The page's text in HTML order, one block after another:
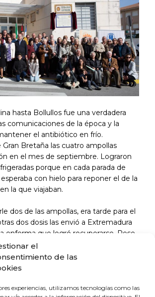
el
de las
experiencias, utilizamos tecnologías como las
hasta Bollullos fue una verdadera
comunicaciones de la época y la
el antibiótico en frío.
Bretaña las cuatro ampollas
en el mes de septiembre. Lograron
porque en cada parada de
con hielo para reponer el de la
la que viajaban.
dos de las ampollas, era tarde para el
dos dosis las envió a Extremadura
enferma que logró recuperarse. Pese
usó toda la documentación médica
de su hijo y sería uno de los
españoles en escribir un artículo
bacteriana, contribuyendo al